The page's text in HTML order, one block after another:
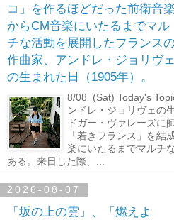
コ」を作るほどだった前衛音楽
からCM音楽にいたるまでマル
チな活動を展開したフランス
作曲家、アンドレ・ジョリヴェ
の生まれた日（1905年）。
8/08 (Sat) Today's
ンドレ・ジョリヴェの
ドガー・ヴァレーズに
「若きフランス」を結
楽にいたるまでマルチ
ある。来日した際、...
2026-08-07
「坂の上の雲」、「燃えよ